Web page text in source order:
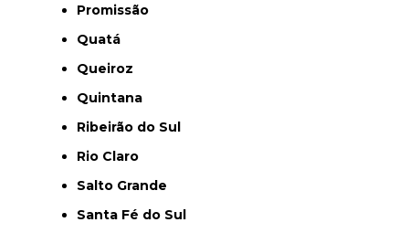
Promissão
Quatá
Queiroz
Quintana
Ribeirão do Sul
Rio Claro
Salto Grande
Santa Fé do Sul